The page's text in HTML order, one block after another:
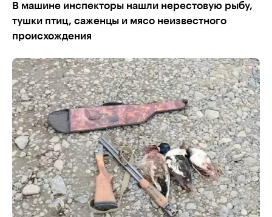
В машине инспекторы нашли нерестовую рыбу,
тушки птиц, саженцы и мясо неизвестного
происхождения